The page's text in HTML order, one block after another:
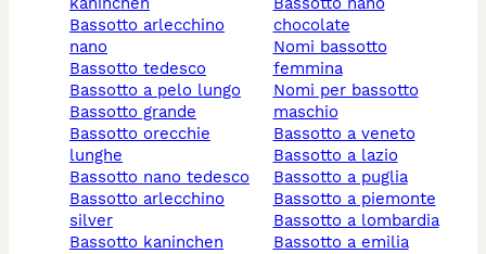
bassotto arlecchino
nano
bassotto tedesco
bassotto a pelo lungo
bassotto grande
bassotto orecchie
lunghe
bassotto nano tedesco
bassotto arlecchino
silver
bassotto kaninchen
chocolate
nomi bassotto
femmina
nomi per bassotto
maschio
bassotto a veneto
bassotto a lazio
bassotto a puglia
bassotto a piemonte
bassotto a lombardia
bassotto a emilia